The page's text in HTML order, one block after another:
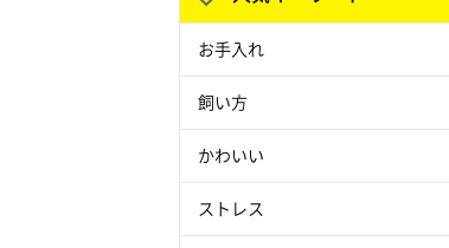
お手入れ
飼い方
かわいい
ストレス